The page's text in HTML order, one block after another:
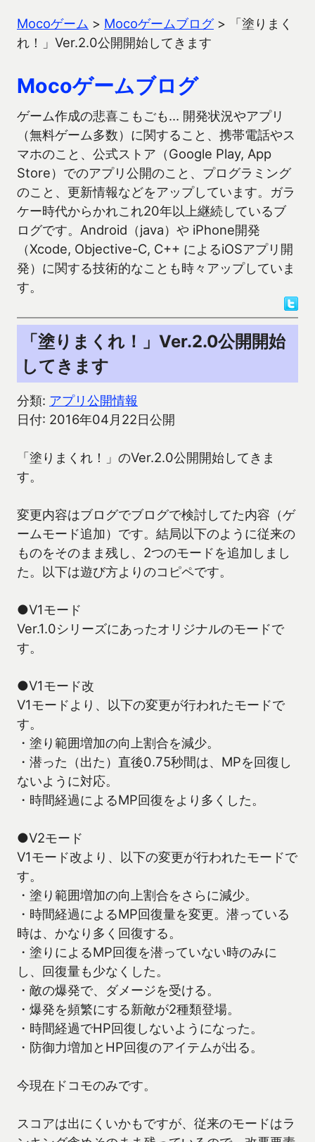
Mocoゲーム > Mocoゲームブログ>
「塗りまく
れ！」Ver.2.0公開開始してきます
Mocoゲームブログ
ゲーム作成の悲喜こもごも… 開発状況やアプリ
（無料ゲーム多数）に関すること、携帯電話やス
マホのこと、公式ストア（Google Play, App
Store）でのアプリ公開のこと、プログラミング
のこと、更新情報などをアップしています。ガラ
ケー時代からかれこれ20年以上継続しているブ
ログです。Android（java）や iPhone開発
（Xcode, Objective-C, C++ によるiOSアプリ開
発）に関する技術的なことも時々アップしていま
す。
「塗りまくれ！」Ver.2.0公開開始
してきます
分類: アプリ公開情報
日付: 2016年04月22日公開
「塗りまくれ！」のVer.2.0公開開始してきま
す。
変更内容はブログでブログで検討してた内容（ゲ
ームモード追加）です。結局以下のように従来の
ものをそのまま残し、2つのモードを追加しまし
た。以下は遊び方よりのコピペです。
●V1モード
Ver.1.0シリーズにあったオリジナルのモードで
す。
●V1モード改
V1モードより、以下の変更が行われたモードで
す。
・塗り範囲増加の向上割合を減少。
・潜った（出た）直後0.75秒間は、MPを回復し
ないように対応。
・時間経過によるMP回復をより多くした。
●V2モード
V1モード改より、以下の変更が行われたモードで
す。
・塗り範囲増加の向上割合をさらに減少。
・時間経過によるMP回復量を変更。潜っている
時は、かなり多く回復する。
・塗りによるMP回復を潜っていない時のみに
し、回復量も少なくした。
・敵の爆発で、ダメージを受ける。
・爆発を頻繁にする新敵が2種類登場。
・時間経過でHP回復しないようになった。
・防御力増加とHP回復のアイテムが出る。
今現在ドコモのみです。
スコアは出にくいかもですが、従来のモードはラ